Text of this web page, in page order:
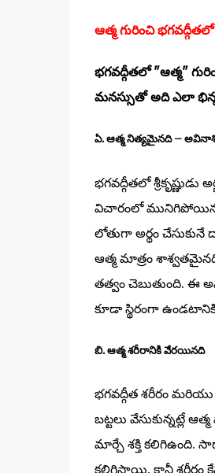
ఆత్మ గురించి
భగవద్గీతలో "ఆత్మ"
మనస్సుతో అది ఎలా
ఏ. ఆత్మ నిత్యమైనది –
భగవద్గీతలో
విచారంలో
లోతుగా అర్థం చేసుకునే
ఆత్మ మాత్రం
తత్వం చెబుతుంది. ఈ
కూడా స్థిరంగా
బి. ఆత్మ శరీరానికి వేరయినది
భగవద్గీత శరీరం
బట్టలు వేసుకున్నట్లే
మార్చే శక్తి కలిగిఉంది.
కలిగిస్తాయి. కానీ శరీరం